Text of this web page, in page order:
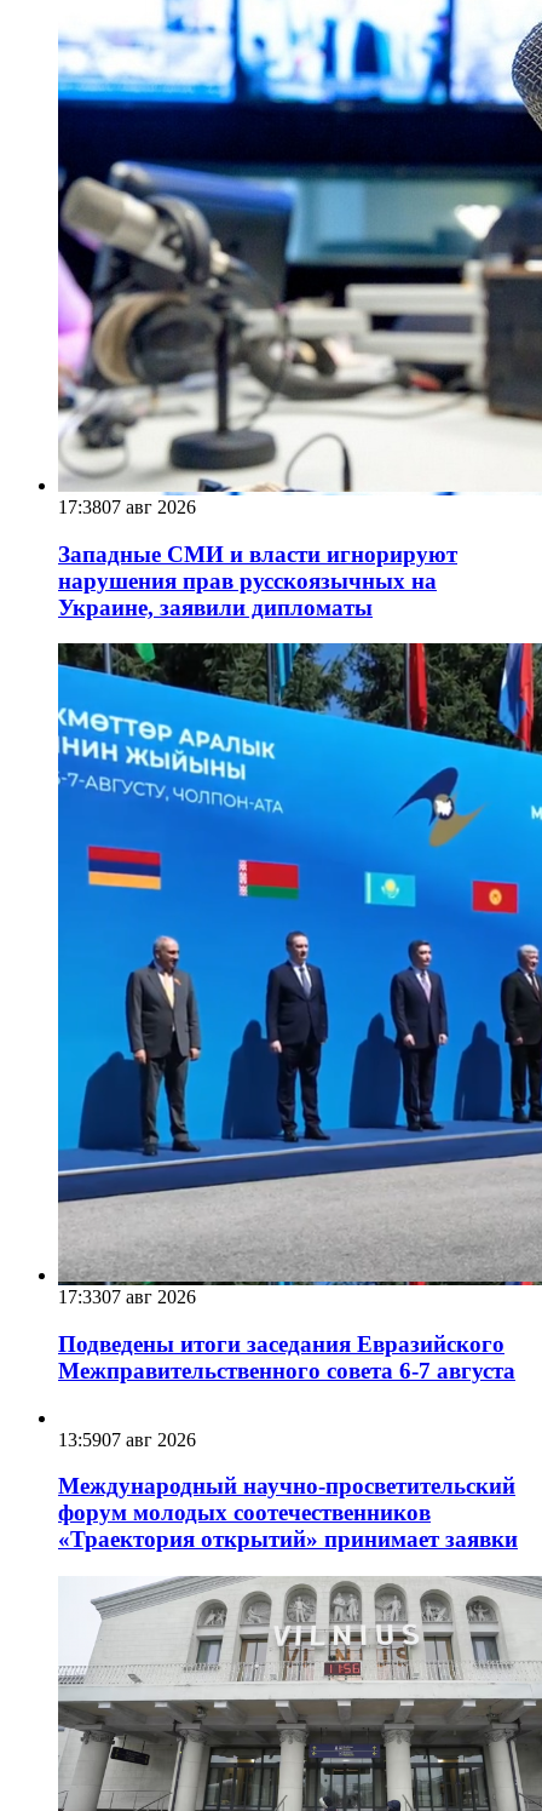
17:3807 авг 2026
Западные СМИ и власти игнорируют
нарушения прав русскоязычных на
Украине, заявили дипломаты
17:3307 авг 2026
Подведены итоги заседания Евразийского
Межправительственного совета 6-7 августа
13:5907 авг 2026
Международный научно-просветительский
форум молодых соотечественников
«Траектория открытий» принимает заявки